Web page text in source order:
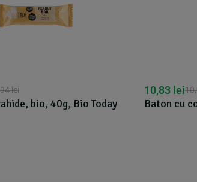
Baton cu cocos, bio, 40g, Bio Today
10,83